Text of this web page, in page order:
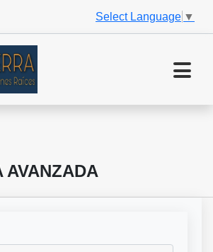
Select Language ▼
AVANZADA